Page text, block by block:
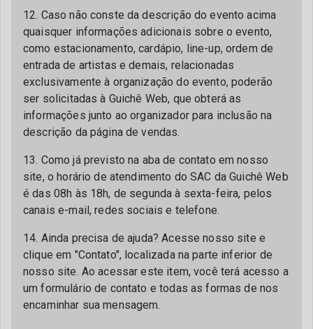
12. Caso não conste da descrição do evento acima
quaisquer informações adicionais sobre o evento,
como estacionamento, cardápio, line-up, ordem de
entrada de artistas e demais, relacionadas
exclusivamente à organização do evento, poderão
ser solicitadas à Guichê Web, que obterá as
informações junto ao organizador para inclusão na
descrição da página de vendas.
13. Como já previsto na aba de contato em nosso
site, o horário de atendimento do SAC da Guichê Web
é das 08h às 18h, de segunda à sexta-feira, pelos
canais e-mail, redes sociais e telefone.
14. Ainda precisa de ajuda? Acesse nosso site e
clique em "Contato", localizada na parte inferior de
nosso site. Ao acessar este item, você terá acesso a
um formulário de contato e todas as formas de nos
encaminhar sua mensagem.